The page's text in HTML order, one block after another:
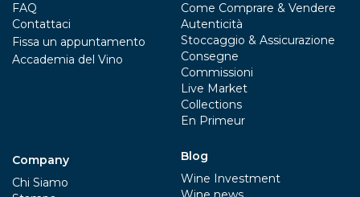
FAQ
Contattaci
Fissa un appuntamento
Accademia del Vino
Company
Chi Siamo
Come Comprare & Vendere
Autenticità
Stoccaggio & Assicurazione
Consegne
Commissioni
Live Market
Collections
En Primeur
Blog
Wine Investment